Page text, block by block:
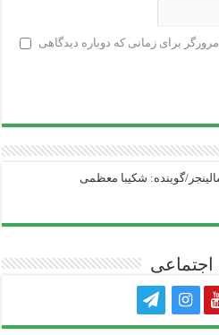
برای زمانی که دوباره دیدگاهی
گوینده: شکیبا معظمی
اجتماعی